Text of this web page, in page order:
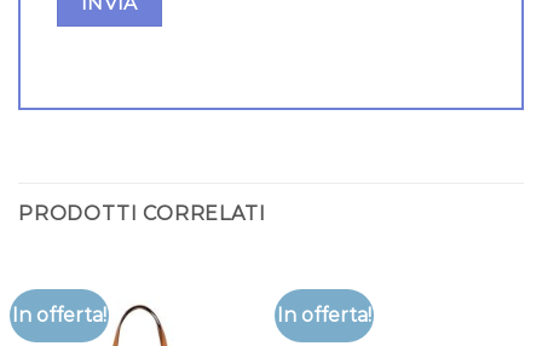
PRODOTTI CORRELATI
In offerta! In offerta!